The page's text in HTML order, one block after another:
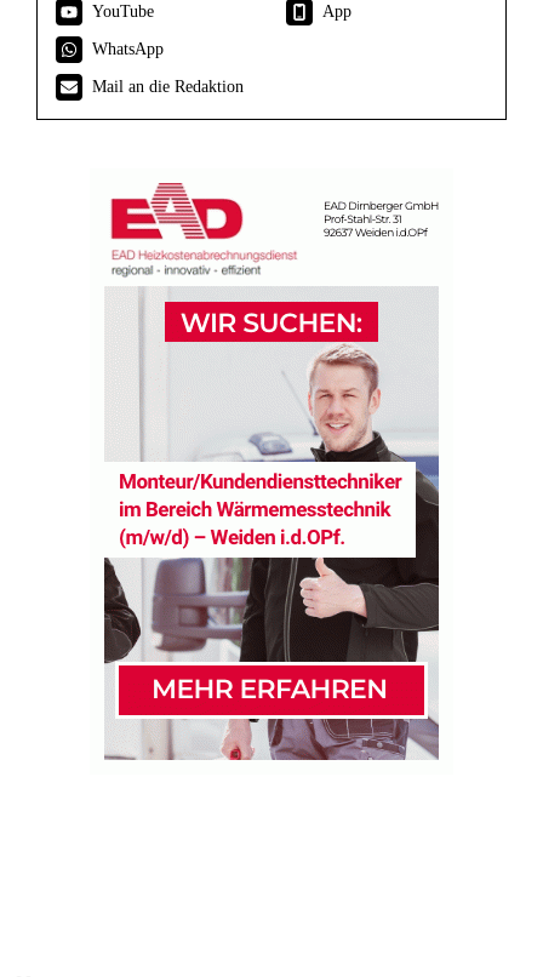
YouTube
App
WhatsApp
Mail an die Redaktion